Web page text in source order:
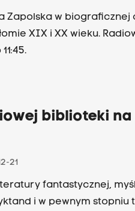
Zapolska w biograficznej
XIX i XX wieku.
biblioteki na
21
fantastycznej,
i w pewnym stopniu